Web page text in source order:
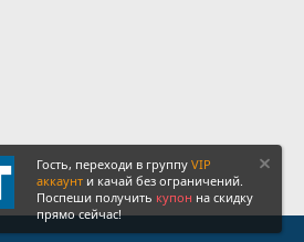
Гость, переходи в группу VIP
аккаунт и качай без ограничений.
Поспеши получить купон на скидку
прямо сейчас!